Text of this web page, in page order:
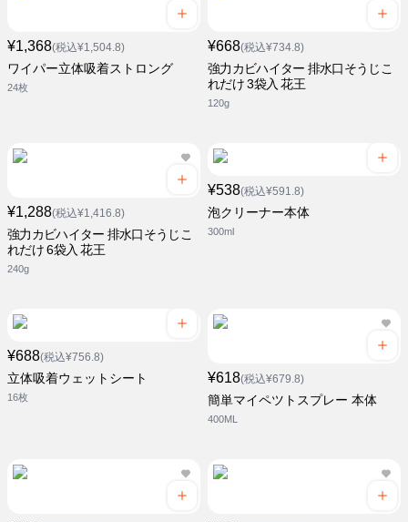
¥1,368(税込¥1,504.8)
ワイパー立体吸着ストロング
24枚
¥668(税込¥734.8)
強力カビハイター 排水口そうじこ
れだけ 3袋入 花王
120g
¥1,288(税込¥1,416.8)
強力カビハイター 排水口そうじこ
れだけ 6袋入 花王
240g
¥538(税込¥591.8)
泡クリーナー本体
300ml
¥688(税込¥756.8)
立体吸着ウェットシート
16枚
¥618(税込¥679.8)
簡単マイペツトスプレー 本体
400ML